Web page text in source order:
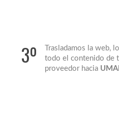
3º
Trasladamos la web,
todo el contenido de
proveedor hacia